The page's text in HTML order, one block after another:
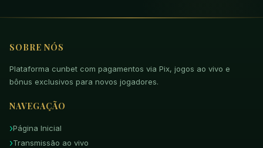
SOBRE NÓS
Plataforma cunbet com pagamentos via Pix, jogos ao vivo e
bônus exclusivos para novos jogadores.
NAVEGAÇÃO
Página Inicial
Transmissão ao vivo